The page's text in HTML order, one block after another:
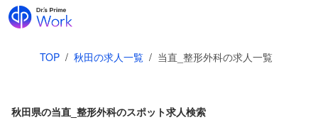
TOP / 秋田の求人一覧 / 当直_整形外科の求人一覧
秋田県の当直_整形外科のスポット求人検索